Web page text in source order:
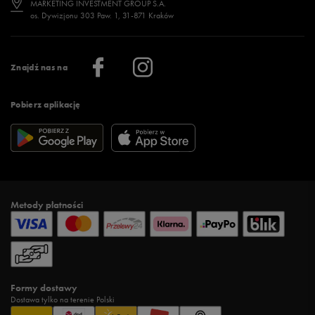
Znajdź nas na
Pobierz aplikację
Regulamin sklepu 50 style
Regulamin aplikacji 50 style
Więcej regulaminów >
Więcej >
Klub 50 style
Praca
Informacje o firmie
MARKETING INVESTMENT GROUP S.A.
os. Dywizjonu 303 Paw. 1, 31-871 Kraków
Metody płatności
Formy dostawy
Dostawa tylko na terenie Polski